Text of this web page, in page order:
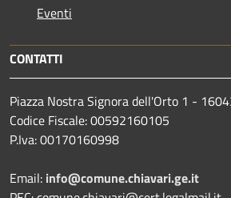
Eventi
CONTATTI
Piazza Nostra Signora dell'Orto 1 -
Codice Fiscale: 00592160105
P.Iva: 00170160998
Email: info@comune.chiavari.ge.it